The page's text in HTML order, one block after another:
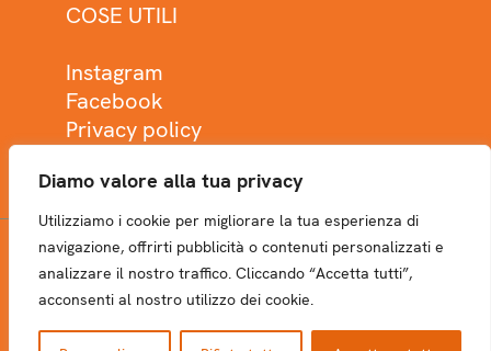
Diamo valore alla tua privacy
Utilizziamo i cookie per migliorare la tua esperienza di
navigazione, offrirti pubblicità o contenuti personalizzati e
analizzare il nostro traffico. Cliccando “Accetta tutti”,
acconsenti al nostro utilizzo dei cookie.
COSE UTILI
Instagram
Facebook
Privacy policy
NEWSLETTER